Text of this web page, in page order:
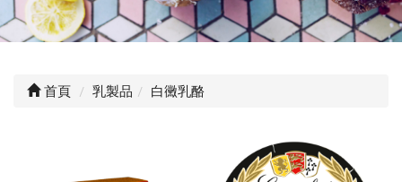
首頁 乳製品 白黴乳酪